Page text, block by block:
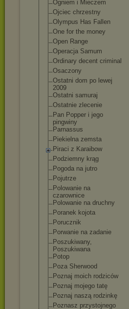
Ogniem i Mieczem
Ojciec chrzestny
Olympus Has Fallen
One for the money
Open Range
Operacja Samum
Ordinary decent criminal
Osaczony
Ostatni dom po lewej
2009
Ostatni samuraj
Ostatnie zlecenie
Pan Popper i jego
pingwiny
Parnassus
Piekielna zemsta
Piraci z Karaibow
Podziemny krąg
Pogoda na jutro
Pojutrze
Polowanie na
czarownice
Polowanie na druchny
Poranek kojota
Porucznik
Porwanie na zadanie
Poszukiwany,
Poszukiwana
Potop
Poza Sherwood
Poznaj moich rodziców
Poznaj mojego tatę
Poznaj naszą rodzinkę
Poznasz przystojnego